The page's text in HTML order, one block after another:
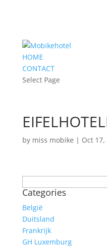
HOME
CONTACT
Select Page
by miss mobike | Oct 17,
for:
Categories
België
Duitsland
Frankrijk
GH Luxemburg